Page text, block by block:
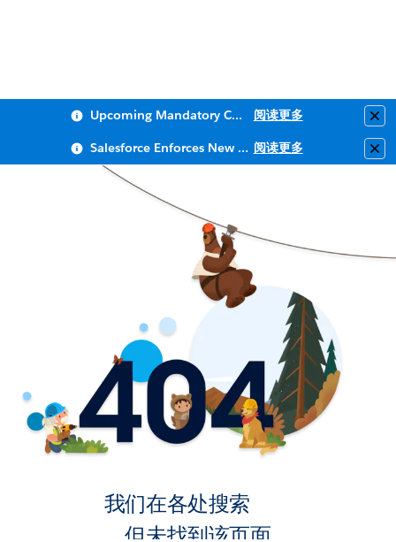
Upcoming Mandatory Changes to Public Key Infrastructure (PKI) 阅读更多
Salesforce Enforces New Security Requirements in Summer 2026 阅读更多
我们在各处搜索
，但未找到该页面。